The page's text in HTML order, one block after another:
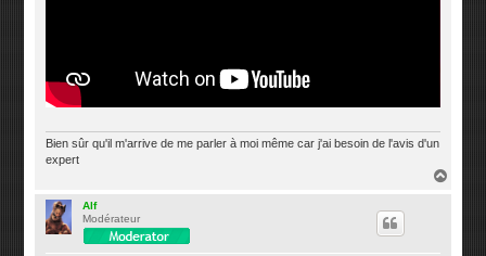
Bien sûr qu'il m'arrive de me parler à moi même car j'ai besoin de l'avis d'un
expert
Alf
Modérateur